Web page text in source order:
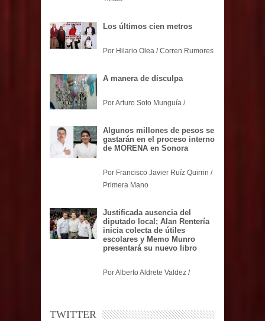
Los últimos cien metros
Por Hilario Olea / Corren Rumores
A manera de disculpa
Por Arturo Soto Munguía /
Algunos millones de pesos se
gastarán en el proceso interno
de MORENA en Sonora
Por Francisco Javier Ruíz Quirrin /
Primera Mano
Justificada ausencia del
diputado local; Alan Rentería
inicia colecta de útiles
escolares y Memo Munro
presentará su nuevo libro
Por Alberto Aldrete Valdez /
TWITTER